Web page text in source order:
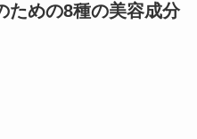
ための8種の美容成分